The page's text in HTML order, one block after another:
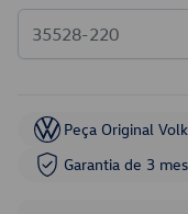
Peça Original
Garantia de 3